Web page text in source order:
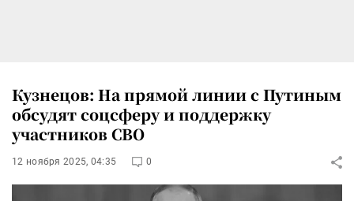
Кузнецов: На прямой линии с Путиным
обсудят соцсферу и поддержку
участников СВО
12 ноября 2025, 04:35 0